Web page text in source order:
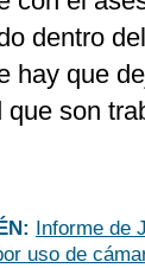
dentro
hay que
que son
Informe de
uso de